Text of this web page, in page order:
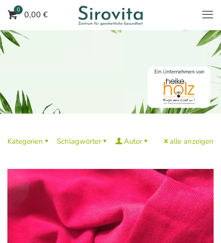
0 0,00 €
Kategorien Schlagwörter Autor alle anzeigen